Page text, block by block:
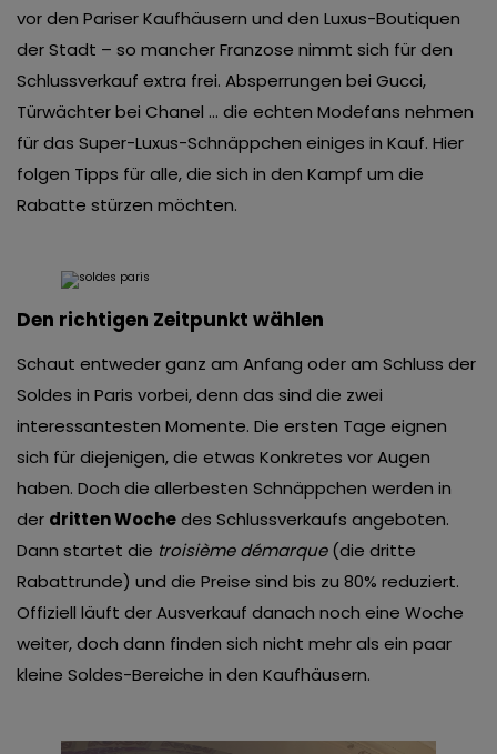
vor den Pariser Kaufhäusern und den Luxus-Boutiquen
der Stadt – so mancher Franzose nimmt sich für den
Schlussverkauf extra frei. Absperrungen bei Gucci,
Türwächter bei Chanel … die echten Modefans nehmen
für das Super-Luxus-Schnäppchen einiges in Kauf. Hier
folgen Tipps für alle, die sich in den Kampf um die
Rabatte stürzen möchten.
Den richtigen Zeitpunkt wählen
Schaut entweder ganz am Anfang oder am Schluss der
Soldes in Paris vorbei, denn das sind die zwei
interessantesten Momente. Die ersten Tage eignen
sich für diejenigen, die etwas Konkretes vor Augen
haben. Doch die allerbesten Schnäppchen werden in
der dritten Wochedes Schlussverkaufs angeboten.
Dann startet die troisième démarque(die dritte
Rabattrunde) und die Preise sind bis zu 80% reduziert.
Offiziell läuft der Ausverkauf danach noch eine Woche
weiter, doch dann finden sich nicht mehr als ein paar
kleine Soldes-Bereiche in den Kaufhäusern.